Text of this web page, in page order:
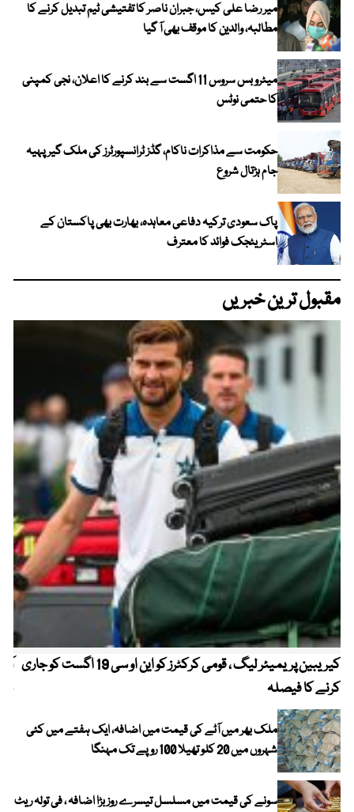
میر رضا علی کیس، جبران ناصر کا تفتیشی ٹیم تبدیل کرنے کا
مطالبہ، والدین کا موقف بھی آ گیا
میٹرو بس سروس 11 اگست سے بند کرنے کا اعلان، نجی کمپنی
کا حتمی نوٹس
حکومت سے مذاکرات ناکام، گڈز ٹرانسپورٹرز کی ملک گیر پہیہ
جام ہڑتال شروع
پاک سعودی ترکیہ دفاعی معاہدہ، بھارت بھی پاکستان کے
اسٹریٹجک فوائد کا معترف
مقبول ترین خبریں
کیریبین پریمیئر لیگ ، قومی کرکٹرز کو این او سی 19 اگست کو جاری
کرنے کا فیصلہ
ملک بھر میں آٹے کی قیمت میں اضافہ، ایک ہفتے میں کئی
شہروں میں 20 کلو تھیلا 100 روپے تک مہنگا
سونے کی قیمت میں مسلسل تیسرے روز بڑا اضافہ ، فی تولہ ریٹ